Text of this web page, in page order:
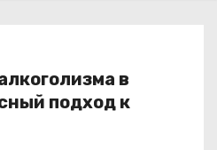
в
подход к